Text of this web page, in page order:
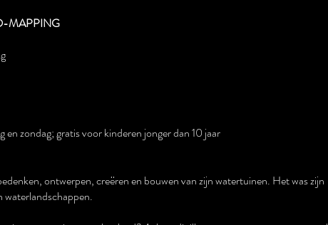
MAPPING
zondag; gratis voor kinderen jonger dan 10 jaar
ontwerpen, creëren en bouwen van zijn watertuinen. Het was zijn
waterlandschappen.